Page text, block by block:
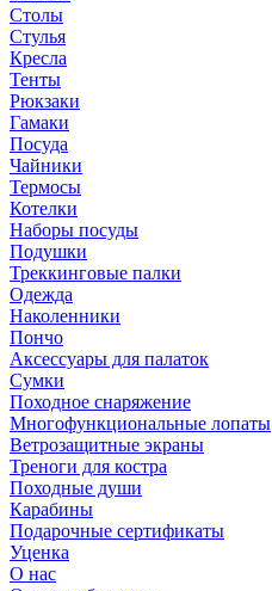
Столы
Стулья
Кресла
Тенты
Рюкзаки
Гамаки
Посуда
Чайники
Термосы
Котелки
Наборы посуды
Подушки
Треккинговые палки
Одежда
Наколенники
Пончо
Аксессуары для палаток
Сумки
Походное снаряжение
Многофункциональные лопаты
Ветрозащитные экраны
Треноги для костра
Походные души
Карабины
Подарочные сертификаты
Уценка
О нас